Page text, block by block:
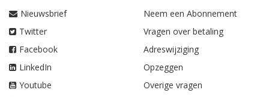
Nieuwsbrief
Twitter
Facebook
LinkedIn
Youtube
Neem een Abonnement
Vragen over betaling
Adreswijziging
Opzeggen
Overige vragen